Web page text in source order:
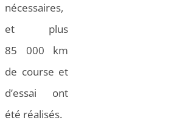
nécessaires,
et plus
85 000 km
de course et
d’essai ont
été réalisés.